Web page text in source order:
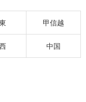
甲信越
中国